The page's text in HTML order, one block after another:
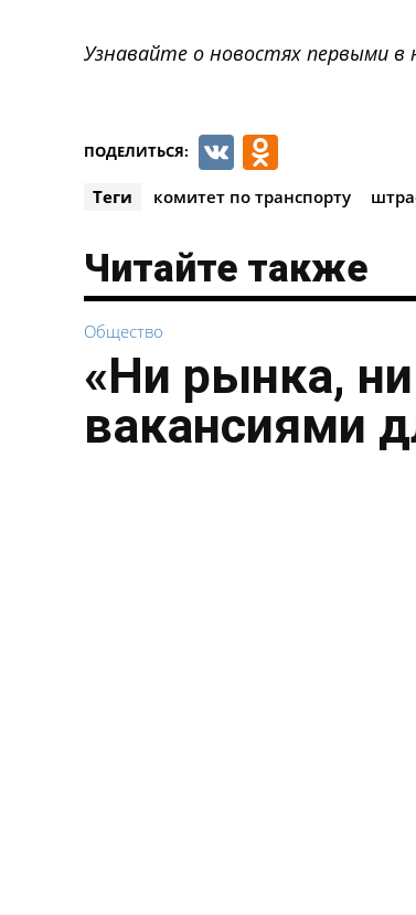
Узнавайте о новостях первыми в
ПОДЕЛИТЬСЯ: VK
Теги комитет по транспорту
Читайте также
Общество
«Ни рынка,
вакансиями